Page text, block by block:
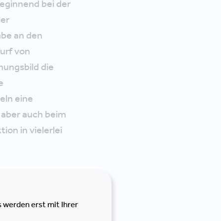
bei der
an den
von
die
eine
auch beim
in vielerlei
das Change
erfolgreiche
werden erst mit Ihrer